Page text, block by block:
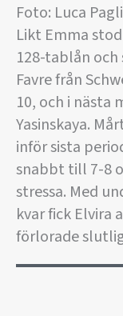
Foto: Luca
Likt Emma
128-tablån
Favre från
10, och i nästa
Yasinskaya.
inför sista
snabbt till 7-8
stressa. Med
kvar fick Elvira
förlorade